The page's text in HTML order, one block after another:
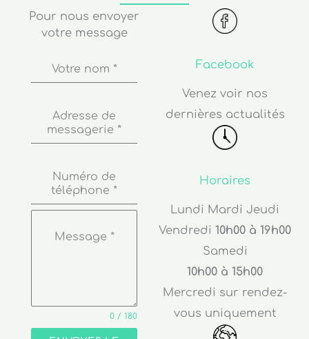
Pour nous envoyer
votre message
Votre nom *
Adresse de
messagerie *
Numéro de
téléphone *
Message *
0 / 180
Facebook
Venez voir nos
dernières actualités
Horaires
Lundi Mardi Jeudi
Vendredi 10h00 à 19h00
Samedi
10h00 à 15h00
Mercredi sur rendez-
vous uniquement